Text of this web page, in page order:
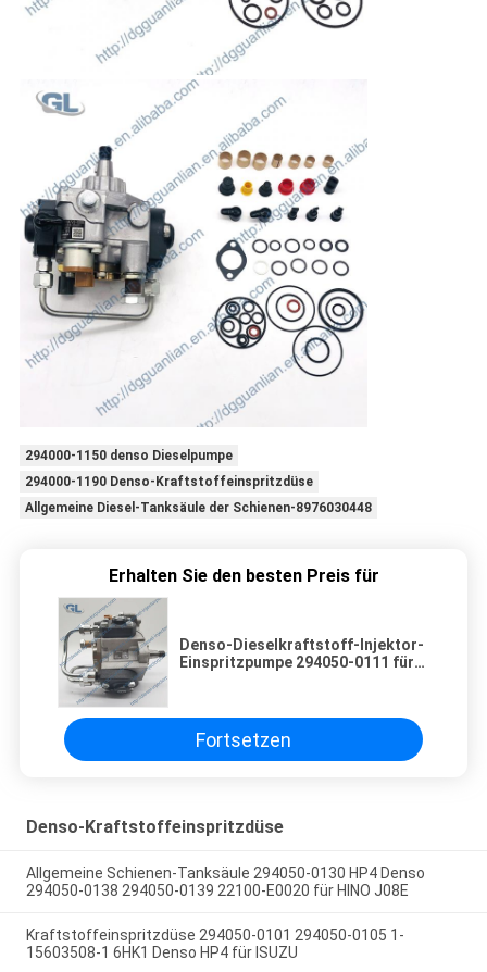
294000-1150 denso Dieselpumpe
294000-1190 Denso-Kraftstoffeinspritzdüse
Allgemeine Diesel-Tanksäule der Schienen-8976030448
Erhalten Sie den besten Preis für
Denso-Dieselkraftstoff-Injektor-
Einspritzpumpe 294050-0111 für
Fortsetzen
Denso-Kraftstoffeinspritzdüse
Allgemeine Schienen-Tanksäule 294050-0130 HP4 Denso
294050-0138 294050-0139 22100-E0020 für HINO J08E
Kraftstoffeinspritzdüse 294050-0101 294050-0105 1-
15603508-1 6HK1 Denso HP4 für ISUZU